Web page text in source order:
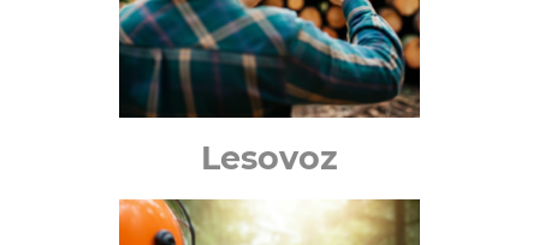
Lesovoz